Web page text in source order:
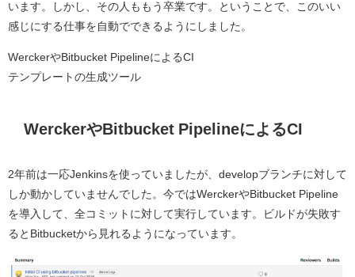
います。しかし、その人ももう卒業です。ということで、このいい
感じにする仕事を自動でできるようにしました。
WerckerやBitbucket PipelineによるCI
テンプレートの生成ツール
WerckerやBitbucket PipelineによるCI
2年前は一応Jenkinsを使っていましたが、developブランチに対して
しか動かしていませんでした。今ではWerckerやBitbucket Pipeline
を導入して、全コミットに対して実行しています。ビルドが失敗す
るとBitbucketから見れるようになっています。